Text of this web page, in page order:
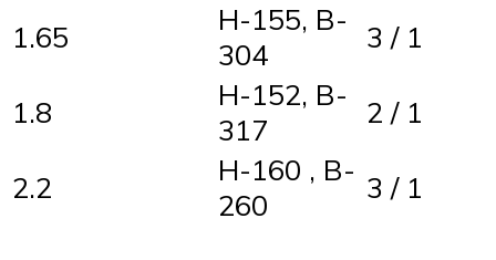
1.65
H-155, B-
304
3 / 1
1.8
H-152, B-
317
2 / 1
2.2
H-160 , B-
260
3 / 1